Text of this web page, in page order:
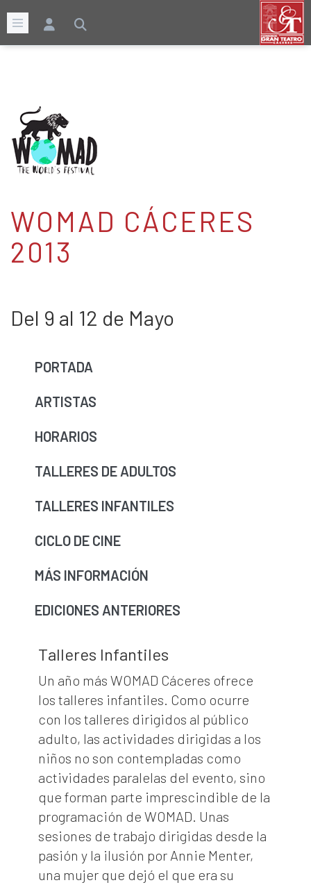
WOMAD CÁCERES
2013
Del 9 al 12 de Mayo
PORTADA
ARTISTAS
HORARIOS
TALLERES DE ADULTOS
TALLERES INFANTILES
CICLO DE CINE
MÁS INFORMACIÓN
EDICIONES ANTERIORES
Talleres Infantiles
Un año más WOMAD Cáceres ofrece
los talleres infantiles. Como ocurre
con los talleres dirigidos al público
adulto, las actividades dirigidas a los
niños no son contempladas como
actividades paralelas del evento, sino
que forman parte imprescindible de la
programación de WOMAD. Unas
sesiones de trabajo dirigidas desde la
pasión y la ilusión por Annie Menter,
una mujer que dejó el que era su